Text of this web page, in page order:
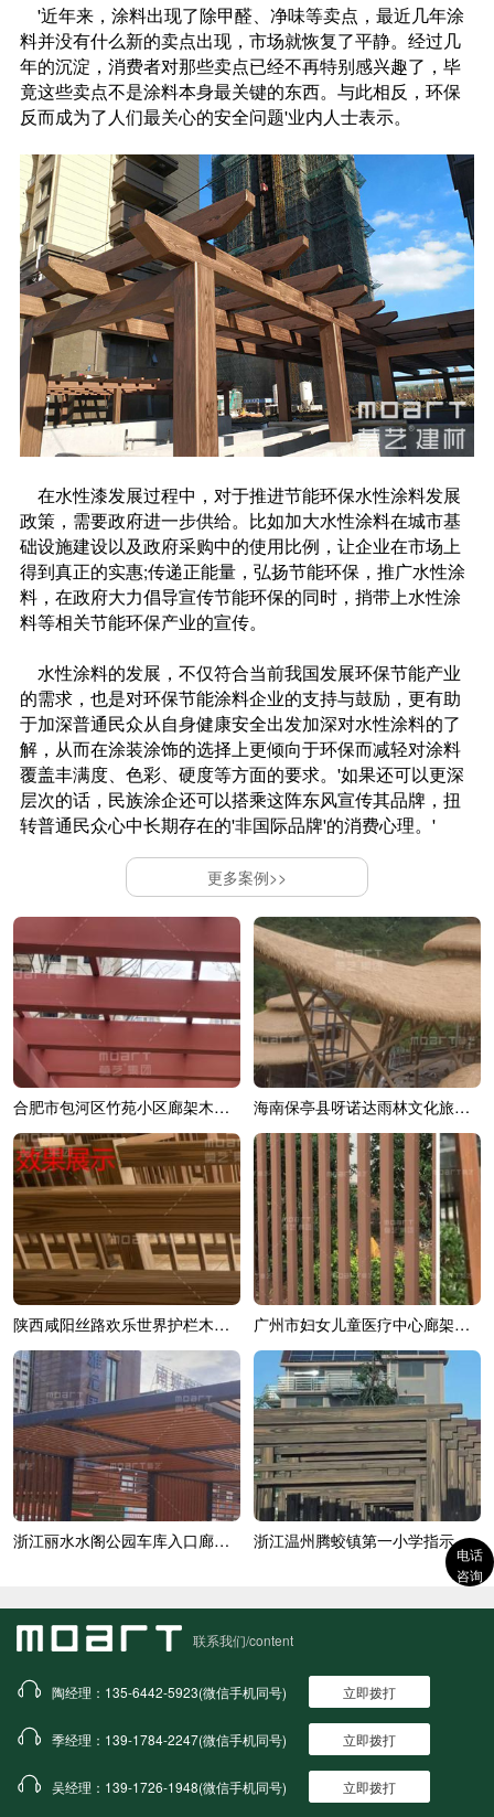
'近年来，涂料出现了除甲醛、净味等卖点，最近几年涂
料并没有什么新的卖点出现，市场就恢复了平静。经过几
年的沉淀，消费者对那些卖点已经不再特别感兴趣了，毕
竟这些卖点不是涂料本身最关键的东西。与此相反，环保
反而成为了人们最关心的安全问题'业内人士表示。
在水性漆发展过程中，对于推进节能环保水性涂料发展
政策，需要政府进一步供给。比如加大水性涂料在城市基
础设施建设以及政府采购中的使用比例，让企业在市场上
得到真正的实惠;传递正能量，弘扬节能环保，推广水性涂
料，在政府大力倡导宣传节能环保的同时，捎带上水性涂
料等相关节能环保产业的宣传。
水性涂料的发展，不仅符合当前我国发展环保节能产业
的需求，也是对环保节能涂料企业的支持与鼓励，更有助
于加深普通民众从自身健康安全出发加深对水性涂料的了
解，从而在涂装涂饰的选择上更倾向于环保而减轻对涂料
覆盖丰满度、色彩、硬度等方面的要求。'如果还可以更深
层次的话，民族涂企还可以搭乘这阵东风宣传其品牌，扭
转普通民众心中长期存在的'非国际品牌'的消费心理。'
更多案例>>
合肥市包河区竹苑小区廊架木纹漆效果展示 海南保亭县呀诺达雨林文化旅游区综合造...
陕西咸阳丝路欢乐世界护栏木纹漆效果展示 广州市妇女儿童医疗中心廊架木纹漆效果展示
浙江丽水水阁公园车库入口廊架木纹漆 浙江温州腾蛟镇第一小学指示牌木纹漆施...
联系我们/content
陶经理：135-6442-5923(微信手机同号) 立即拨打
季经理：139-1784-2247(微信手机同号) 立即拨打
吴经理：139-1726-1948(微信手机同号) 立即拨打
电话
咨询